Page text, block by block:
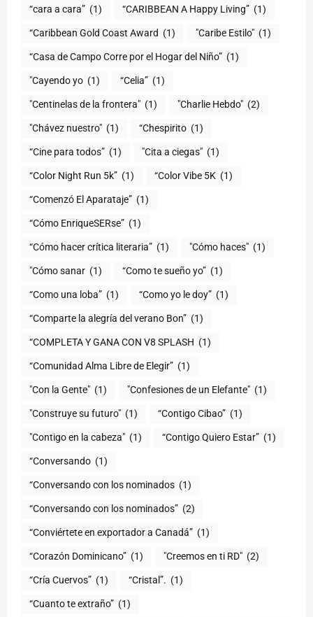
“cara a cara” (1) “CARIBBEAN A Happy Living” (1)
(1) "Caribe Estilo" (1)
“Casa de Campo Corre por el Hogar del Niño” (1)
"Cayendo yo (1) (1)
"Centinelas de la frontera" (1) "Charlie Hebdo" (2)
"Chávez nuestro" (1) “Chespirito (1)
“Cine para todos” (1) "Cita a ciegas" (1)
“Color Night Run 5k” (1) “Color Vibe 5K (1)
“Comenzó El Aparataje” (1)
“Cómo EnriqueSERse” (1)
(1) "Cómo haces" (1)
"Cómo sanar (1) “Como te sueño yo” (1)
“Como una loba” (1) “Como yo le doy” (1)
“Comparte la alegría del verano Bon” (1)
“COMPLETA Y GANA CON V8 SPLASH (1)
“Comunidad Alma Libre de Elegir” (1)
"Con la Gente" (1) "Confesiones de un Elefante" (1)
"Construye su futuro" (1) “Contigo Cibao” (1)
"Contigo en la cabeza" (1) “Contigo Quiero Estar” (1)
“Conversando (1)
“Conversando con los nominados (1)
“Conversando con los nominados” (2)
“Conviértete en exportador a Canadá” (1)
“Corazón Dominicano” (1) "Creemos en ti RD" (2)
“Cría Cuervos” (1) “Cristal”. (1)
“Cuanto te extraño” (1)